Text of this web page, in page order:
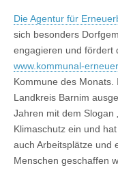
Die Agentur für
sich besonders
engagieren und fördert
www.kommunal-
Kommune des
Landkreis Barnim
Jahren mit dem Slogan
Klimaschutz ein und
auch Arbeitsplätze und
Menschen geschaffen